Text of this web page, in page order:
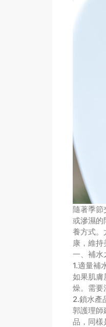
隨著季節
或滲濕的
養方式。
康，維持
一、補水
1.適量補
如果肌膚
燥。需要
2.鎖水產
郭護理師
品，同樣